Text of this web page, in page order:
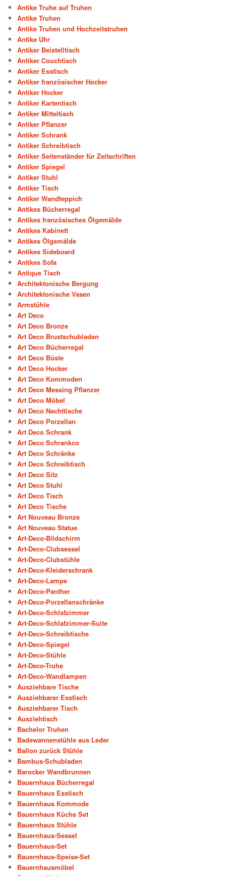
Antike Truhe auf Truhen
Antike Truhen
Antike Truhen und Hochzeitstruhen
Antike Uhr
Antiker Beistelltisch
Antiker Couchtisch
Antiker Esstisch
Antiker französischer Hocker
Antiker Hocker
Antiker Kartentisch
Antiker Mitteltisch
Antiker Pflanzer
Antiker Schrank
Antiker Schreibtisch
Antiker Seitenständer für Zeitschriften
Antiker Spiegel
Antiker Stuhl
Antiker Tisch
Antiker Wandteppich
Antikes Bücherregal
Antikes französisches Ölgemälde
Antikes Kabinett
Antikes Ölgemälde
Antikes Sideboard
Antikes Sofa
Antique Tisch
Architektonische Bergung
Architektonische Vasen
Armstühle
Art Deco
Art Deco Bronze
Art Deco Brustschubladen
Art Deco Bücherregal
Art Deco Büste
Art Deco Hocker
Art Deco Kommoden
Art Deco Messing Pflanzer
Art Deco Möbel
Art Deco Nachttische
Art Deco Porzellan
Art Deco Schrank
Art Deco Schrankco
Art Deco Schränke
Art Deco Schreibtisch
Art Deco Sitz
Art Deco Stuhl
Art Deco Tisch
Art Deco Tische
Art Nouveau Bronze
Art Nouveau Statue
Art-Deco-Bildschirm
Art-Deco-Clubsessel
Art-Deco-Clubstühle
Art-Deco-Kleiderschrank
Art-Deco-Lampe
Art-Deco-Panther
Art-Deco-Porzellanschränke
Art-Deco-Schlafzimmer
Art-Deco-Schlafzimmer-Suite
Art-Deco-Schreibtische
Art-Deco-Spiegel
Art-Deco-Stühle
Art-Deco-Truhe
Art-Deco-Wandlampen
Ausziehbare Tische
Ausziehbarer Esstisch
Ausziehbarer Tisch
Ausziehtisch
Bachelor Truhen
Badewannenstühle aus Leder
Ballon zurück Stühle
Bambus-Schubladen
Barocker Wandbrunnen
Bauernhaus Bücherregal
Bauernhaus Esstisch
Bauernhaus Kommode
Bauernhaus Küche Set
Bauernhaus Stühle
Bauernhaus-Sessel
Bauernhaus-Set
Bauernhaus-Speise-Set
Bauernhausmöbel